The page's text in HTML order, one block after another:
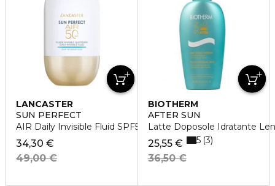
LANCASTER
SUN PERFECT
AIR Daily Invisible Fluid SPF50 24H Hydration
34,30 €
49,00 €
BIOTHERM
AFTER SUN
Latte Doposole Idratante
25,55 €
36,50 €
5 3